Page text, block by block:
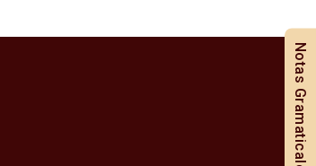
Notas Gramaticales